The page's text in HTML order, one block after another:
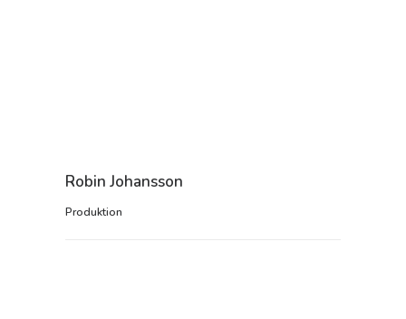
Robin Johansson
Produktion